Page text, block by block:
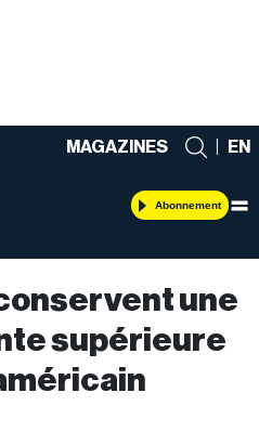
MAGAZINES EN
Abonnement
une
supérieure